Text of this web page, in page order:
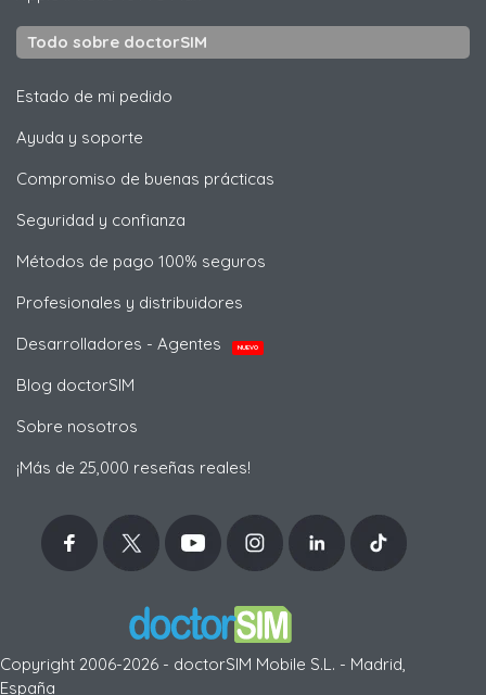
Todo sobre doctorSIM
Estado de mi pedido
Ayuda y soporte
Compromiso de buenas prácticas
Seguridad y confianza
Métodos de pago 100% seguros
Profesionales y distribuidores
Desarrolladores - Agentes
NUEVO
Blog doctorSIM
Sobre nosotros
¡Más de 25,000 reseñas reales!
Copyright 2006-2026 - doctorSIM Mobile S.L. - Madrid,
España